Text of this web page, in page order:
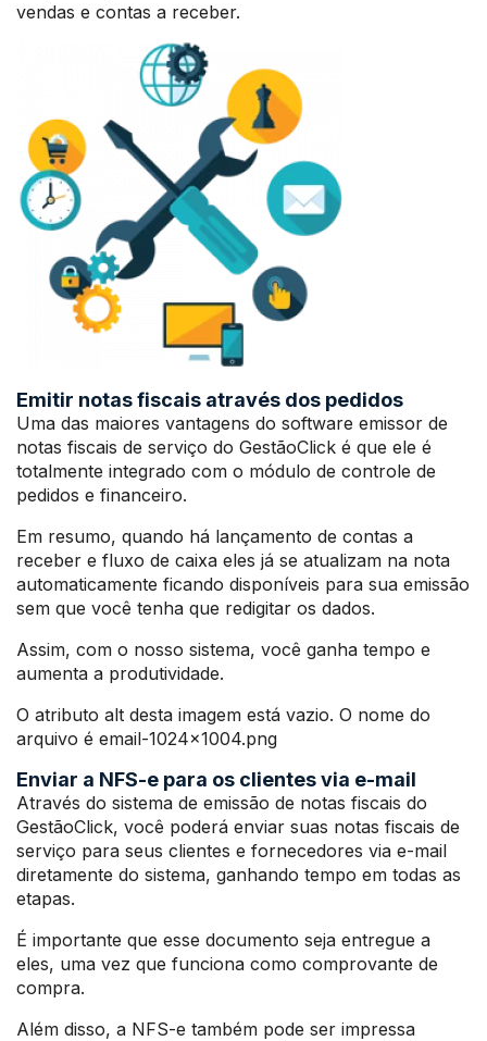
vendas e contas a receber.
Emitir notas fiscais através dos pedidos
Uma das maiores vantagens do software emissor de
notas fiscais de serviço do GestãoClick é que ele é
totalmente integrado com o módulo de controle de
pedidos e financeiro.
Em resumo, quando há lançamento de contas a
receber e fluxo de caixa eles já se atualizam na nota
automaticamente ficando disponíveis para sua emissão
sem que você tenha que redigitar os dados.
Assim, com o nosso sistema, você ganha tempo e
aumenta a produtividade.
O atributo alt desta imagem está vazio. O nome do
arquivo é email-1024×1004.png
Enviar a NFS-e para os clientes via e-mail
Através do sistema de emissão de notas fiscais do
GestãoClick, você poderá enviar suas notas fiscais de
serviço para seus clientes e fornecedores via e-mail
diretamente do sistema, ganhando tempo em todas as
etapas.
É importante que esse documento seja entregue a
eles, uma vez que funciona como comprovante de
compra.
Além disso, a NFS-e também pode ser impressa